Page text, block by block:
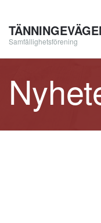
Samfällighetsförening